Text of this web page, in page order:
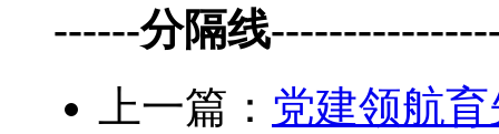
------分隔线
上一篇： 党建领航